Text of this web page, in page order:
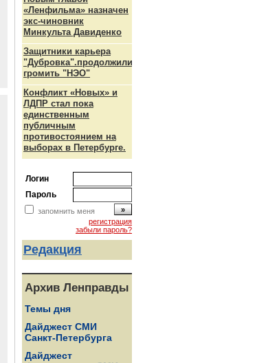
«Ленфильма» назначен
экс-чиновник
Минкульта Давиденко
Защитники карьера
"Дубровка".продолжили
громить "НЭО"
Конфликт «Новых» и
ЛДПР стал пока
единственным
публичным
противостоянием на
выборах в Петербурге.
Логин
Пароль
запомнить меня
регистрация
забыли пароль?
Редакция
Архив Ленправды
Темы дня
Дайджест СМИ
Санкт-Петербурга
Дайджест